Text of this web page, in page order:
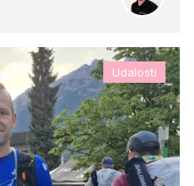
Udalosti